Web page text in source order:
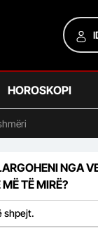
HOROSKOPI
NGA
TË MIRË?
shpejt.